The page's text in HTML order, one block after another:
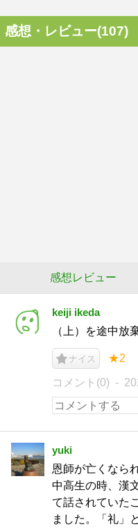
感想・レビュー(107)
感想レビュー
keiji ikeda
（上）を途中放
ナイス ★2
コメント(0)
yuki
恩師が亡くなら
中高生の時、漢
て話されていた
ました。「礼」